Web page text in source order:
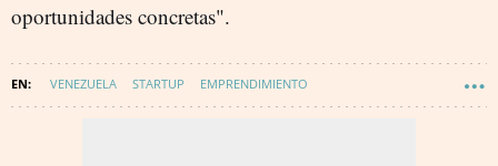
oportunidades concretas".
VENEZUELA STARTUP EMPRENDIMIENTO